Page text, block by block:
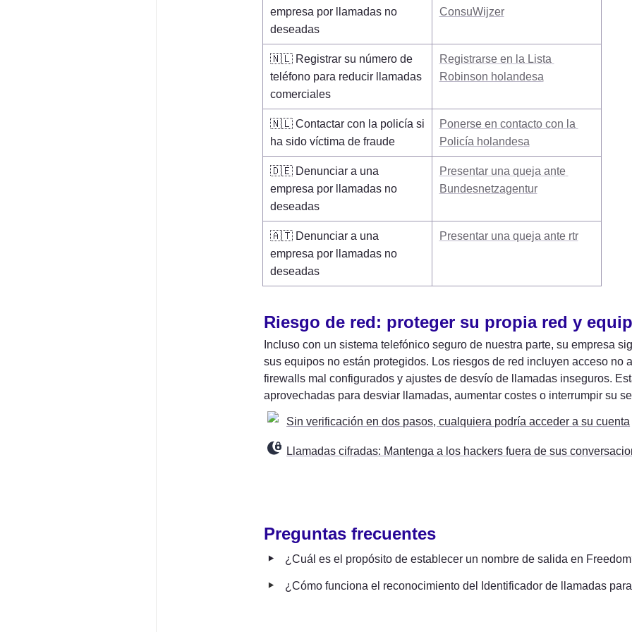
empresa por llamadas no
deseadas
ConsuWijzer
🇳🇱 Registrar su número de
teléfono para reducir llamadas
comerciales
Registrarse en la Lista
Robinson holandesa
🇳🇱 Contactar con la policía si
ha sido víctima de fraude
Ponerse en contacto con la
Policía holandesa
🇩🇪 Denunciar a una
empresa por llamadas no
deseadas
Presentar una queja ante
Bundesnetzagentur
🇦🇹 Denunciar a una
empresa por llamadas no
deseadas
Presentar una queja ante rtr
Riesgo de red: proteger su propia red y
Incluso con un sistema telefónico seguro de nuestra parte, su empresa
sus equipos no están protegidos. Los riesgos de red incluyen acceso no
firewalls mal configurados y ajustes de desvío de llamadas inseguros.
aprovechadas para desviar llamadas, aumentar costes o interrumpir su
Sin verificación en dos pasos, cualquiera podría acceder a su cuenta
Llamadas cifradas: Mantenga a los hackers fuera de sus
Preguntas frecuentes
‣ ¿Cuál es el propósito de establecer un nombre de salida en
‣ ¿Cómo funciona el reconocimiento del Identificador de llamadas